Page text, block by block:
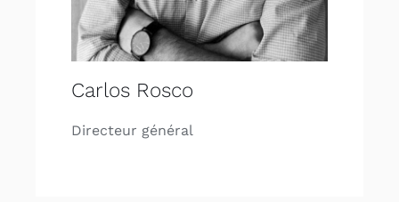
Carlos Rosco
Directeur général